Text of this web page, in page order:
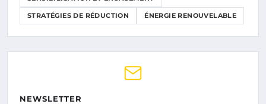
STRATÉGIES DE RÉDUCTION ÉNERGIE RENOUVELABLE
NEWSLETTER